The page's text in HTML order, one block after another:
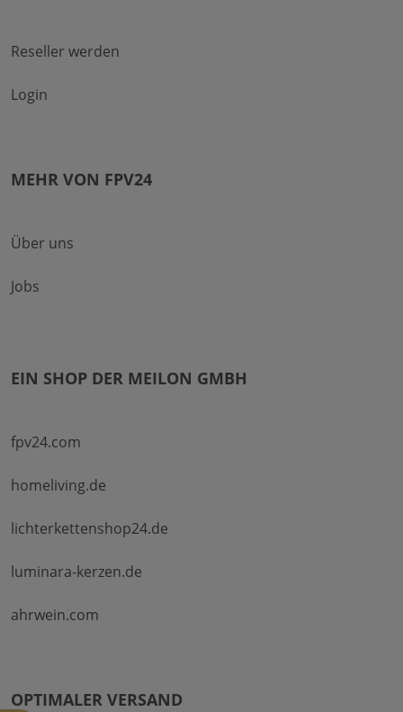
Reseller werden
Login
MEHR VON FPV24
Über uns
Jobs
EIN SHOP DER MEILON GMBH
fpv24.com
homeliving.de
lichterkettenshop24.de
luminara-kerzen.de
ahrwein.com
OPTIMALER VERSAND